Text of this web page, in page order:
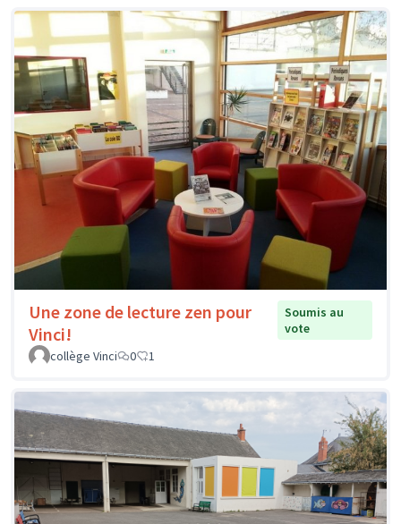
Une zone de lecture zen pour
Vinci!
Soumis au
vote
collège Vinci
0 1